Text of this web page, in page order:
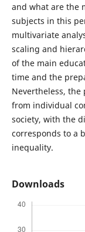
and what are the
subjects in this
multivariate
scaling and
of the main
time and the
Nevertheless,
from individual
society, with the
corresponds to a
inequality.
Downloads